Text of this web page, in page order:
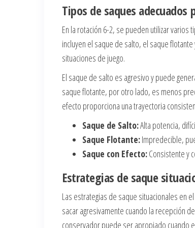
Tipos de saques adecuados
En la rotación 6-2, se pueden utilizar
incluyen el saque de salto, el saque
situaciones de juego.
El saque de salto es agresivo y puede
saque flotante, por otro lado, es menos
efecto proporciona una trayectoria
Saque de Salto:Alta potencia,
Saque Flotante:Impredecible,
Saque con Efecto:Consistente y
Estrategias de saque
Las estrategias de saque situacionales en
sacar agresivamente cuando la recepción
conservador puede ser apropiado cuando